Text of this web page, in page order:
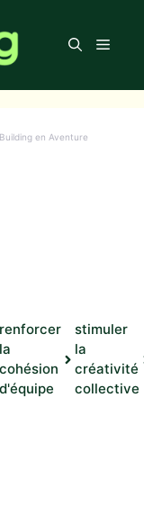
Menu
en Aventure
renforcer
la
cohésion
d'équipe
stimuler
la
créativité
collective